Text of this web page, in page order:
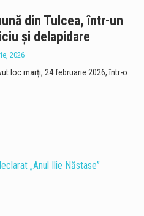
din Tulcea, într-un
și delapidare
2026
loc marți, 24 februarie 2026, într-o